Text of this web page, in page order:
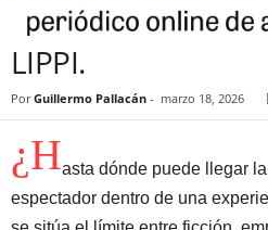
TEATRO
LIPPI.
Por Guillermo Pallacán - marzo 18, 2026
¿Hasta dónde puede llegar
espectador dentro de una